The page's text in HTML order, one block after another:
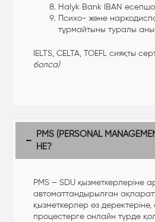
Halyk Bank IBAN
Психо- және
тұрмайтыны туралы
IELTS, CELTA, TOEFL сияқты
болса)
PMS (PERSONAL
НЕ?
PMS – SDU қызметкерлеріне
автоматтандырылған
қызметкерлер өз деректеріне,
процестерге онлайн түрде